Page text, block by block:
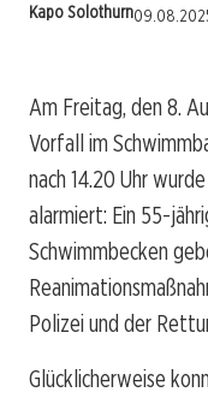
Kapo Solothurn
Am Freitag, den 8.
Vorfall im
nach 14.20 Uhr
alarmiert: Ein 55-
Schwimmbecken
Polizei und der
Glücklicherweise